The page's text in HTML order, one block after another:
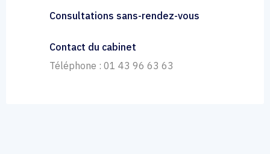
Consultations sans-rendez-vous
Contact du cabinet
Téléphone : 01 43 96 63 63